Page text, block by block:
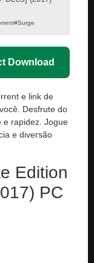
Download
e link de
Desfrute do
e rapidez. Jogue
e diversão
Edition
PC